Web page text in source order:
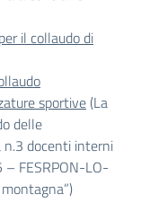
il collaudo di
sportive (La
delle
docenti interni
FESRPON-LO-